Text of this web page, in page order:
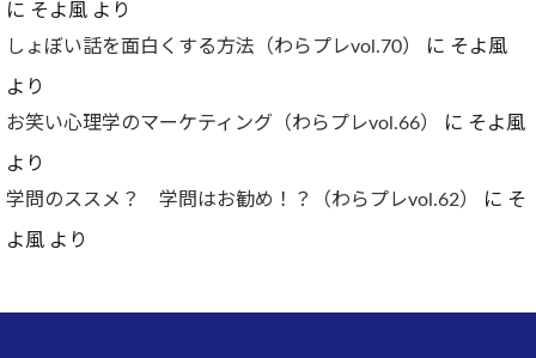
に そよ風 より
しょぼい話を面白くする方法（わらプレvol.70）
に そよ風
より
お笑い心理学のマーケティング（わらプレvol.66）
に そよ風
より
学問のススメ？ 学問はお勧め！？（わらプレvol.62）
に そ
よ風 より